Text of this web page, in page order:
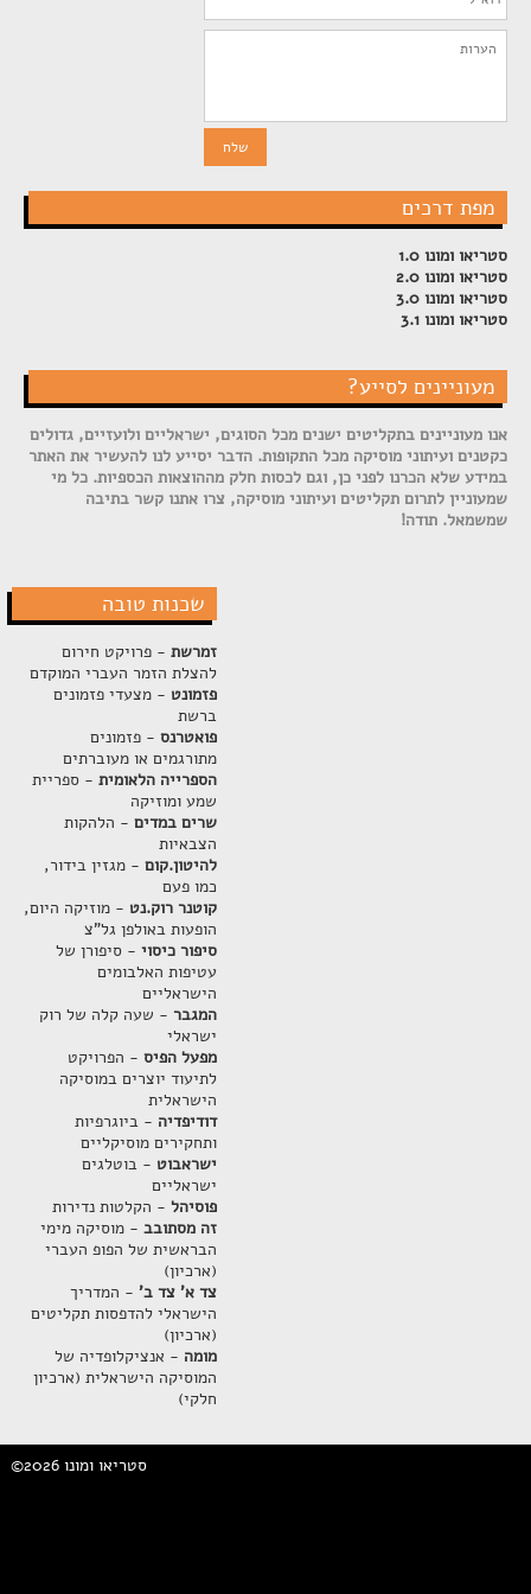
מפת דרכים
סטריאו ומונו 1.0
סטריאו ומונו 2.0
סטריאו ומונו 3.0
סטריאו ומונו 3.1
מעוניינים לסייע?
אנו מעוניינים בתקליטים ישנים מכל הסוגים, ישראליים ולועזיים, גדולים
כקטנים ועיתוני מוסיקה מכל התקופות. הדבר יסייע לנו להעשיר את האתר
במידע שלא הכרנו לפני כן, וגם לכסות חלק מההוצאות הכספיות. כל מי
שמעוניין לתרום תקליטים ועיתוני מוסיקה, צרו אתנו קשר בתיבה
שמשמאל. תודה!
שכנות טובה
זמרשת- פרויקט חירום
להצלת הזמר העברי המוקדם
פזמונט - מצעדי פזמונים
ברשת
פואטרנס- פזמונים
מתורגמים או מעוברתים
הספרייה הלאומית- ספריית
שמע ומוזיקה
שרים במדים- הלהקות
הצבאיות
להיטון.קום- מגזין בידור,
כמו פעם
קוטנר רוק.נט - מוזיקה היום,
הופעות באולפן גל"צ
סיפור כיסוי- סיפורן של
עטיפות האלבומים
הישראליים
המגבר- שעה קלה של רוק
ישראלי
מפעל הפיס- הפרויקט
לתיעוד יוצרים במוסיקה
הישראלית
דודיפדיה - ביוגרפיות
ותחקירים מוסיקליים
ישראבוט - בוטלגים
ישראליים
פוסיהל- הקלטות נדירות
זה מסתובב- מוסיקה מימי
הבראשית של הפופ העברי
(ארכיון)
צד א' צד ב'- המדריך
הישראלי להדפסות תקליטים
(ארכיון)
מומה - אנציקלופדיה של
המוסיקה הישראלית (ארכיון
חלקי)
©2026 סטריאו ומונו